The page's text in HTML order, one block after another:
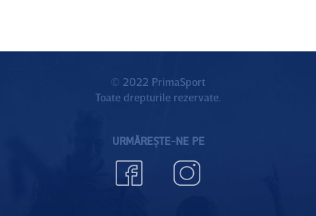
© 2022 PrimaSport
Toate drepturile rezervate.
URMĂREȘTE-NE PE